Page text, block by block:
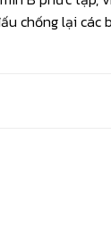
chống lại các